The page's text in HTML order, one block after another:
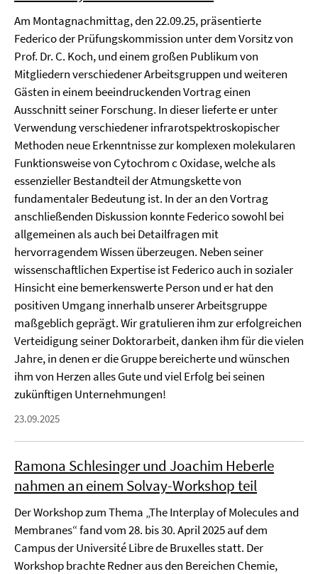
Am Montagnachmittag, den 22.09.25, präsentierte
Federico der Prüfungskommission unter dem Vorsitz von
Prof. Dr. C. Koch, und einem großen Publikum von
Mitgliedern verschiedener Arbeitsgruppen und weiteren
Gästen in einem beeindruckenden Vortrag einen
Ausschnitt seiner Forschung. In dieser lieferte er unter
Verwendung verschiedener infrarotspektroskopischer
Methoden neue Erkenntnisse zur komplexen molekularen
Funktionsweise von Cytochrom c Oxidase, welche als
essenzieller Bestandteil der Atmungskette von
fundamentaler Bedeutung ist. In der an den Vortrag
anschließenden Diskussion konnte Federico sowohl bei
allgemeinen als auch bei Detailfragen mit
hervorragendem Wissen überzeugen. Neben seiner
wissenschaftlichen Expertise ist Federico auch in sozialer
Hinsicht eine bemerkenswerte Person und er hat den
positiven Umgang innerhalb unserer Arbeitsgruppe
maßgeblich geprägt. Wir gratulieren ihm zur erfolgreichen
Verteidigung seiner Doktorarbeit, danken ihm für die vielen
Jahre, in denen er die Gruppe bereicherte und wünschen
ihm von Herzen alles Gute und viel Erfolg bei seinen
zukünftigen Unternehmungen!
23.09.2025
Ramona Schlesinger und Joachim Heberle
nahmen an einem Solvay-Workshop teil
Der Workshop zum Thema „The Interplay of Molecules and
Membranes“ fand vom 28. bis 30. April 2025 auf dem
Campus der Université Libre de Bruxelles statt. Der
Workshop brachte Redner aus den Bereichen Chemie,